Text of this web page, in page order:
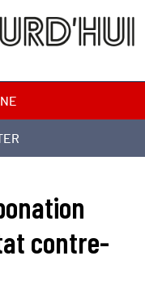
contre-